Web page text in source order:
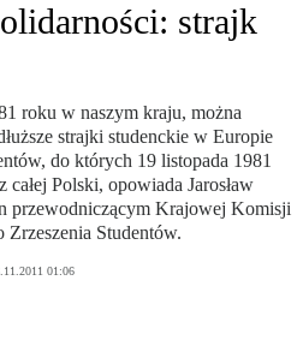
strajk
roku w naszym kraju, można
strajki studenckie w Europie
do których 19 listopada 1981
całej Polski, opowiada Jarosław
przewodniczącym Krajowej Komisji
Studentów.
01:06